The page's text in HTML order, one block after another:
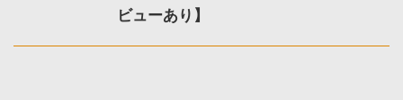
ビューあり】